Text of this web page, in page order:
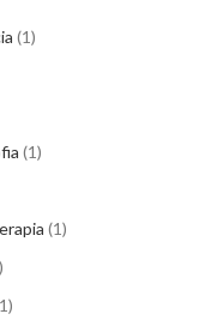
1
1
1
1